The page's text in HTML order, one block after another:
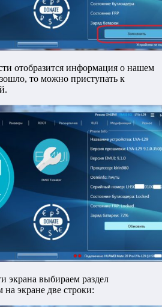
отобразится информация о нашем
то можно приступать к
экрана выбираем раздел
экране две строки: